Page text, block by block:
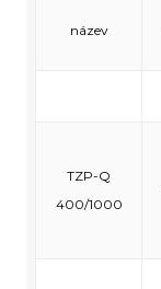
název
TZP-Q
400/1000